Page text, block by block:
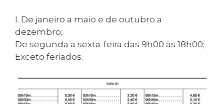
I. De janeiro a maio e de outubro a
dezembro;
De segunda a sexta-feira das 9h00 às 18h00;
Exceto feriados.